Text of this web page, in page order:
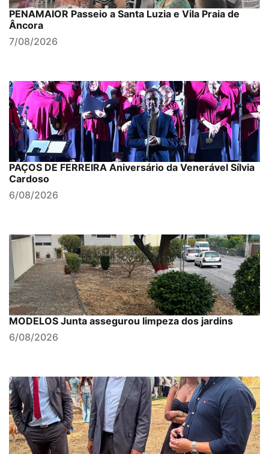
PENAMAIOR Passeio a Santa Luzia e Vila Praia de
Âncora
7/08/2026
PAÇOS DE FERREIRA Aniversário da Venerável Sílvia
Cardoso
6/08/2026
MODELOS Junta assegurou limpeza dos jardins
6/08/2026